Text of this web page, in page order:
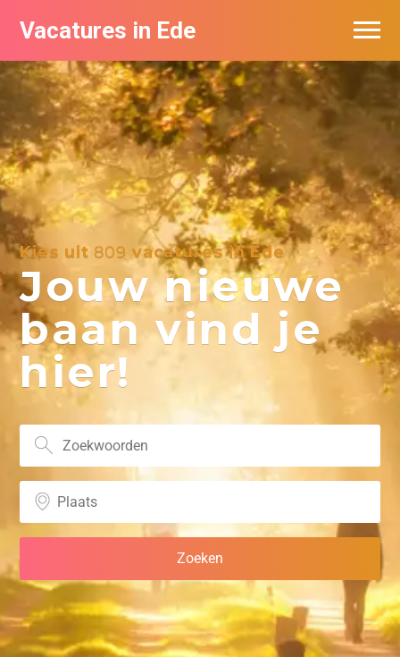
Vacatures in Ede
Kies uit 809 vacatures in Ede
Jouw nieuwe
baan vind je
hier!
Vacatures bij bedrijven in Ede